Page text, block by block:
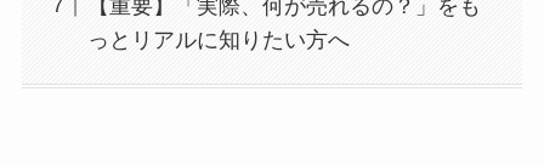
【重要】「実際、何が売れるの？」をも
っとリアルに知りたい方へ